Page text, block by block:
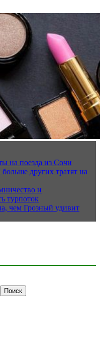
на поезда из Сочи
других тратят на
и
турпоток
чем Грозный удивит